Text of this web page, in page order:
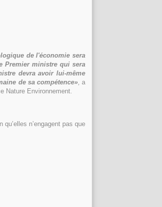
de l'économie sera
Premier ministre qui sera
devra avoir lui-même
de sa compétence», a
Nature Environnement.
n’engagent pas que